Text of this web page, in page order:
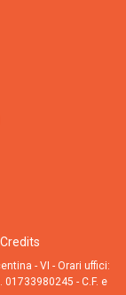
Credits
- VI - Orari uffici:
01733980245 - C.F. e